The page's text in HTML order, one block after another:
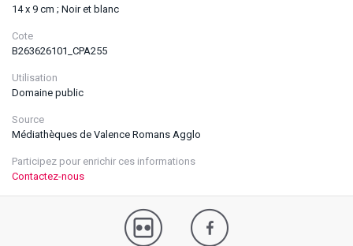
14 x 9 cm ; Noir et blanc
Cote
B263626101_CPA255
Utilisation
Domaine public
Source
Médiathèques de Valence Romans Agglo
Participez pour enrichir ces informations
Contactez-nous